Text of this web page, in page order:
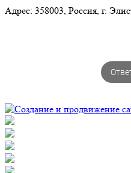
Адрес:​ 358003, Россия, г.
© Рекламно-